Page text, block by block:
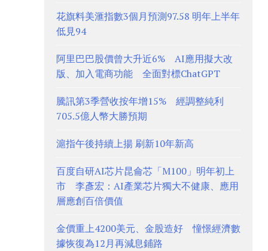
花旗料美滙指數3個月預測97.58 明年上半年
低見94
阿里巴巴股價曾大升近6% AI應用擬大改
版、加入電商功能 全面對標ChatGPT
騰訊第3季營收按年增15% 經調整純利
705.5億人幣大勝預期
滬指午後持續上揚 刷新10年新高
百度自研AI芯片昆侖芯「M100」明年初上
市 李彥宏：AI產業芯片獨大不健康、應用
層應創百倍價值
金價重上4200美元、金股造好 憧憬經濟數
據恢復為12月再減息鋪路